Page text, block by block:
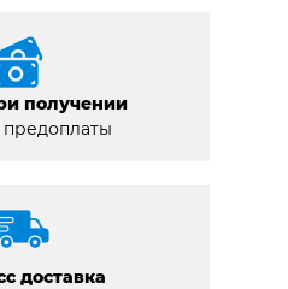
получении
доставка